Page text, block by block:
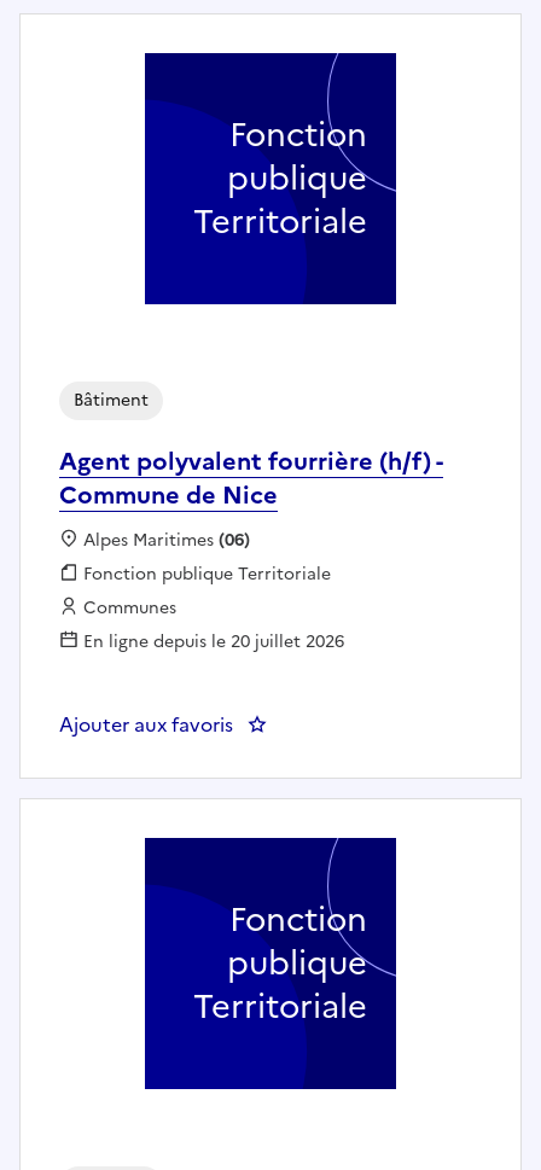
Agent polyvalent fourrière (h/f) -
Commune de Nice
Bâtiment
Localisation :
Alpes Maritimes(06)
Fonction publique :
Fonction publique Territoriale
Employeur :
Communes
En ligne depuis le 20 juillet 2026
Ajouter aux favoris : Agent polyvalent fourrière (h/
Fonction
publique
Territoriale
Fonction
publique
Territoriale